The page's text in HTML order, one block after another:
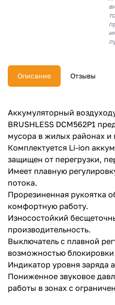
Описание Отзывы
Аккумуляторный
BRUSHLESS DCM562P1
мусора в жилых районах и
Комплектуется Li-ion
защищен от перегрузки,
Имеет плавную
потока.
Прорезиненная рукоятка
комфортную работу.
Износостойкий
производительность.
Выключатель с плавной
возможностью
Индикатор уровня заряда
Пониженное звуковое
работы в зонах с